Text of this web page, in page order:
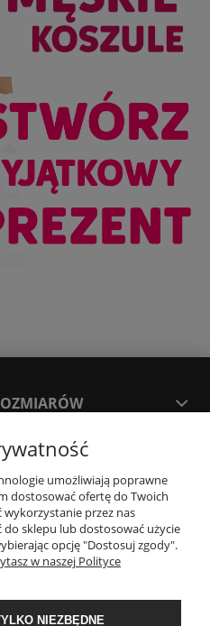
CZAS I KOSZTY DOSTAWY
/ REKLAMACJE
umożliwiają poprawne
dostosować ofertę do Twoich
przez nas
sklepu lub dostosować użycie
opcję "Dostosuj zgody".
w naszej Polityce
NIEZBĘDNE